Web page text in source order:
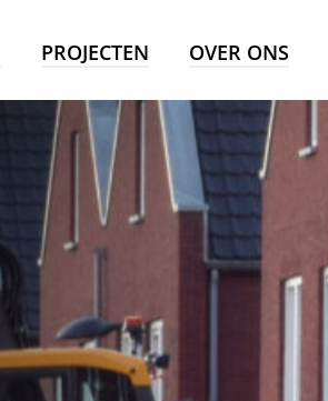
PROJECTEN OVER ONS